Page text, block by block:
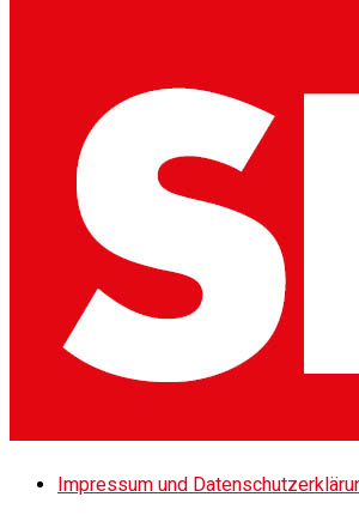
Impressum und